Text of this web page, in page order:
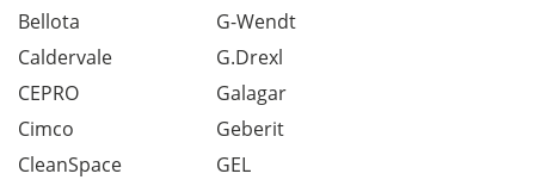
Bellota
Caldervale
CEPRO
Cimco
CleanSpace
G-Wendt
G.Drexl
Galagar
Geberit
GEL